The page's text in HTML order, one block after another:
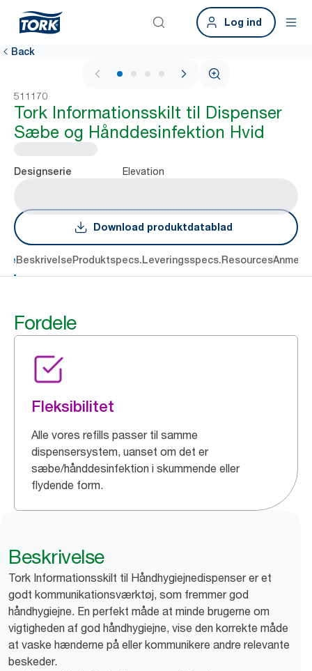
Log ind
Back
1 / 4
511170
Tork Informationsskilt til Dispenser
Sæbe og Hånddesinfektion Hvid
Designserie Elevation
Download produktdatablad
BeskrivelseProduktspecs.Leveringsspecs.Resources
Fordele
Fleksibilitet
Alle vores refills passer til samme
dispensersystem, uanset om det er
sæbe/hånddesinfektion i skummende eller
flydende form.
Beskrivelse
Tork Informationsskilt til Håndhygiejnedispenser er et
godt kommunikationsværktøj, som fremmer god
håndhygiejne. En perfekt måde at minde brugerne om
vigtigheden af god håndhygiejne, vise den korrekte måde
at vaske hænderne på eller kommunikere andre relevante
beskeder.